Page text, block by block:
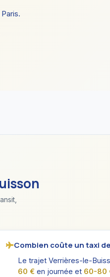
Combien coûte un taxi
Le trajet Verrières-le-
60 € en journée et 60-80